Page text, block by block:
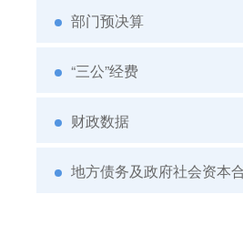
部门预决算
“三公”经费
财政数据
地方债务及政府社会资本